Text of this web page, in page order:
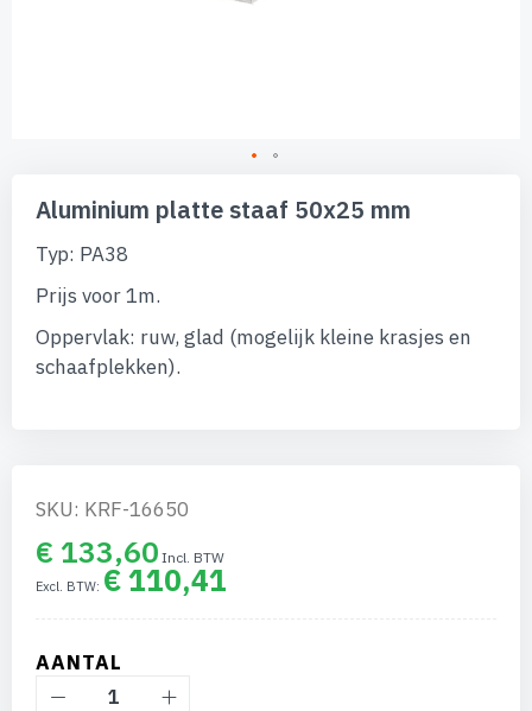
naar
begin
afbeeldingen-
Aluminium platte staaf 50x25 mm
Typ: PA38
Prijs voor 1m.
Oppervlak: ruw, glad (mogelijk kleine krasjes en
schaafplekken).
SKU: KRF-16650
€ 133,60
€ 110,41
AANTAL